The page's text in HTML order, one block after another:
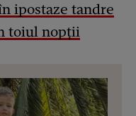
ipostaze tandre
toiul nopții